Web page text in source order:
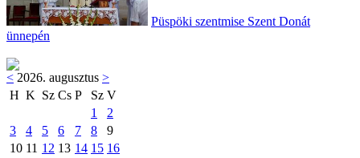
Püspöki szentmise Szent Donát
ünnepén
< 2026. augusztus >
H K Sz Cs P Sz V
1
2
3
4 5 6 7 8
9
10 11 12 13 14 15 16